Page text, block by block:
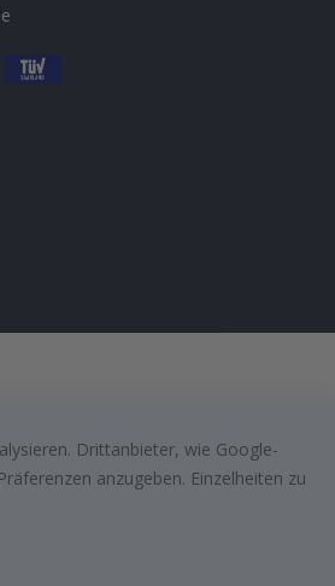
Drittanbieter, wie Google-
anzugeben. Einzelheiten zu